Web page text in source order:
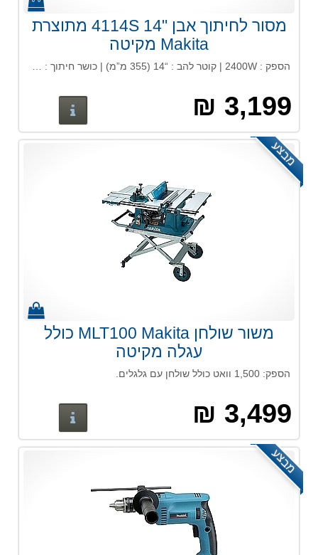
מסור לחיתוך אבן "14 4114S מתוצרת
Makita מקיטה
3,199 ₪
מבצע
משור שולחן MLT100 Makita כולל
עגלה מקיטה
הספק: 1,500 וואט כולל שולחן עם גלגלים.
3,499 ₪
מבצע